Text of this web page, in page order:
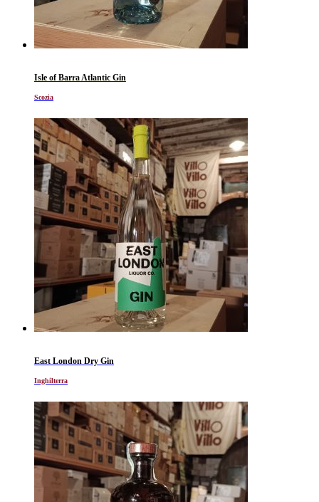
Isle of Barra Atlantic Gin
Scozia
East London Dry Gin
Inghilterra